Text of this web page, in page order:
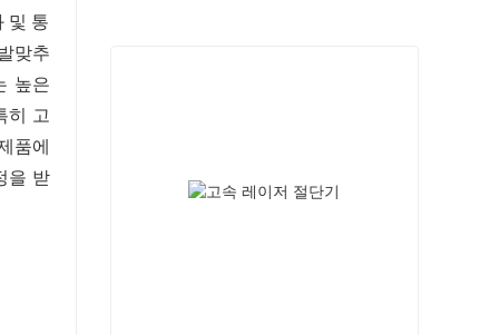
및 통
맞추
높은
히 고
품에
을 받